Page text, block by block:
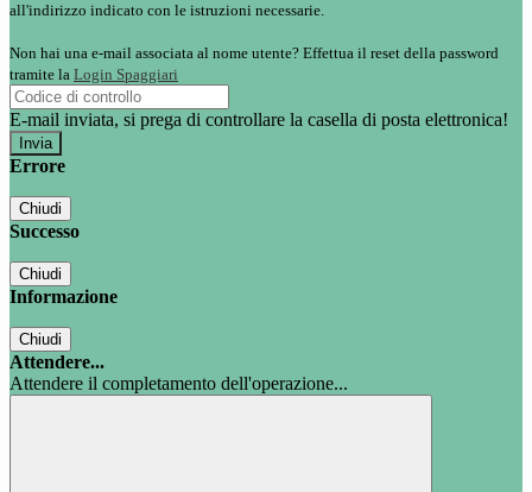
all'indirizzo indicato con le istruzioni necessarie.
Non hai una e-mail associata al nome utente? Effettua il reset della password
tramite la Login Spaggiari
E-mail inviata, si prega di controllare la casella di posta elettronica!
Errore
Chiudi
Successo
Chiudi
Informazione
Chiudi
Attendere...
Attendere il completamento dell'operazione...